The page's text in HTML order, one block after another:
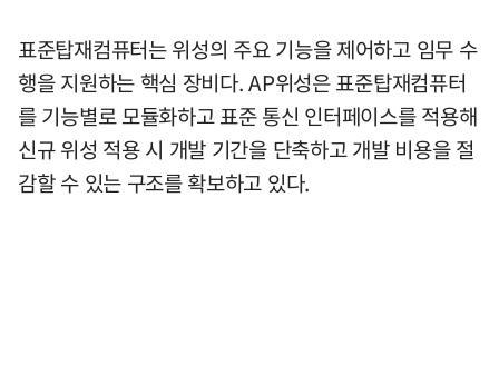
표준탑재컴퓨터는 위성의 주요 기능을 제어하고 임무 수
행을 지원하는 핵심 장비다. AP위성은 표준탑재컴퓨터
를 기능별로 모듈화하고 표준 통신 인터페이스를 적용해
신규 위성 적용 시 개발 기간을 단축하고 개발 비용을 절
감할 수 있는 구조를 확보하고 있다.